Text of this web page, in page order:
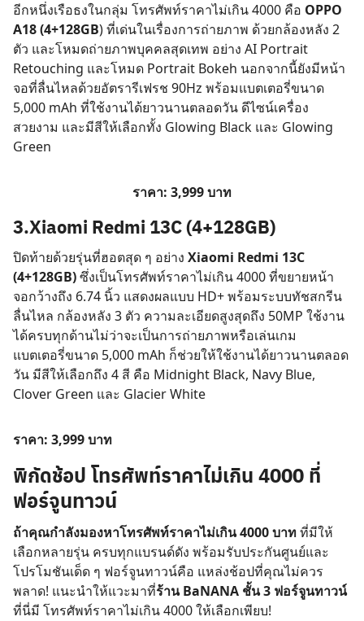
Search
for:
อีกหนึ่งเรือธงในกลุ่ม โทรศัพท์ราคาไม่เกิน 4000 คือ OPPO
A18 (4+128GB) ที่เด่นในเรื่องการถ่ายภาพ ด้วยกล้องหลัง 2
ตัว และโหมดถ่ายภาพบุคคลสุดเทพ อย่าง AI Portrait
Retouching และโหมด Portrait Bokeh นอกจากนี้ยังมีหน้า
จอที่ลื่นไหลด้วยอัตรารีเฟรช 90Hz พร้อมแบตเตอรี่ขนาด
5,000 mAh ที่ใช้งานได้ยาวนานตลอดวัน ดีไซน์เครื่อง
สวยงาม และมีสีให้เลือกทั้ง Glowing Black และ Glowing
Green
ราคา: 3,999 บาท
3.Xiaomi Redmi 13C (4+128GB)
ปิดท้ายด้วยรุ่นที่ฮอตสุด ๆ อย่าง Xiaomi Redmi 13C
(4+128GB)ซึ่งเป็นโทรศัพท์ราคาไม่เกิน 4000 ที่ขยายหน้า
จอกว้างถึง 6.74 นิ้ว แสดงผลแบบ HD+ พร้อมระบบทัชสกรีน
ลื่นไหล กล้องหลัง 3 ตัว ความละเอียดสูงสุดถึง 50MP ใช้งาน
ได้ครบทุกด้านไม่ว่าจะเป็นการถ่ายภาพหรือเล่นเกม
แบตเตอรี่ขนาด 5,000 mAh ก็ช่วยให้ใช้งานได้ยาวนานตลอด
วัน มีสีให้เลือกถึง 4 สี คือ Midnight Black, Navy Blue,
Clover Green และ Glacier White
ราคา: 3,999 บาท
พิกัดช้อปโทรศัพท์ราคาไม่เกิน 4000ที่
ฟอร์จูนทาวน์
ถ้าคุณกำลังมองหาโทรศัพท์ราคาไม่เกิน 4000บาทที่มีให้
เลือกหลายรุ่น ครบทุกแบรนด์ดัง พร้อมรับประกันศูนย์และ
โปรโมชันเด็ด ๆ ฟอร์จูนทาวน์คือ แหล่งช้อปที่คุณไม่ควร
พลาด! แนะนำให้แวะมาที่ร้าน BaNANA ชั้น 3 ฟอร์จูนทาวน์
ที่นี่มี โทรศัพท์ราคาไม่เกิน 4000 ให้เลือกเพียบ!